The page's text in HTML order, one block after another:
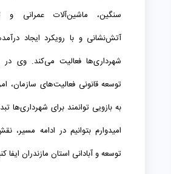
سنگین، ماشین‌آلات عمرانی و
آتش‌نشانی و با رویکرد ایجاد
شهرداری‌ها فعالیت می‌کند. وی در
توسعه قانونی فعالیت‌های سازمان،
به بازویی توانمند برای شهرداری‌ها
امیدوارم بتوانیم در ادامه مسیر،
توسعه و آبادانی استان مازندران ایفا